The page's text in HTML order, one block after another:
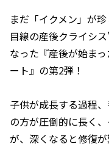
まだ「イクメン」が
目線の産後クライシ
なった『産後が始ま
ート』の第2弾！
子供が成長する過程
の方が圧倒的に長く
が、深くなると修復が